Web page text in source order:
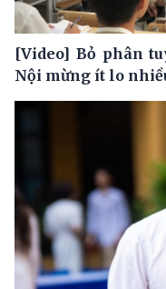
[Video] Bỏ phân
Nội mừng ít lo